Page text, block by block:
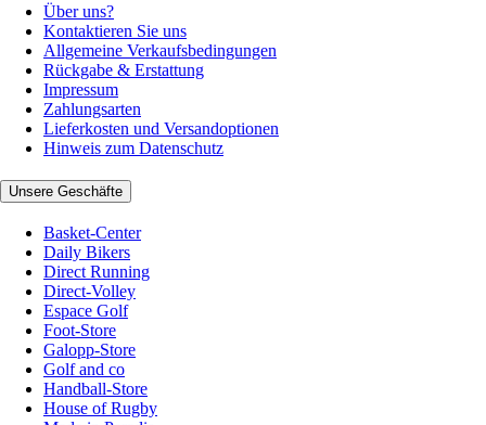
Über uns?
Kontaktieren Sie uns
Allgemeine Verkaufsbedingungen
Rückgabe & Erstattung
Impressum
Zahlungsarten
Lieferkosten und Versandoptionen
Hinweis zum Datenschutz
Unsere Geschäfte
Basket-Center
Daily Bikers
Direct Running
Direct-Volley
Espace Golf
Foot-Store
Galopp-Store
Golf and co
Handball-Store
House of Rugby